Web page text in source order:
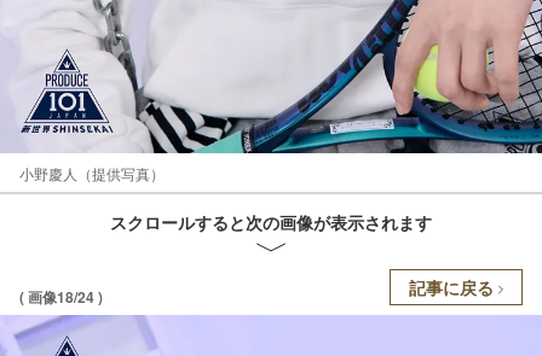
小野慶人（提供写真）
スクロールすると次の画像が表示されます
( 画像18/24 ) 記事に戻る